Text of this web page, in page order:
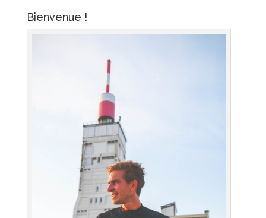
Bienvenue !